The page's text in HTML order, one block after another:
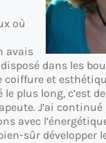
où
avais
dans les
coiffure et
plus long, c’est
J’ai continué
avec
sûr développer